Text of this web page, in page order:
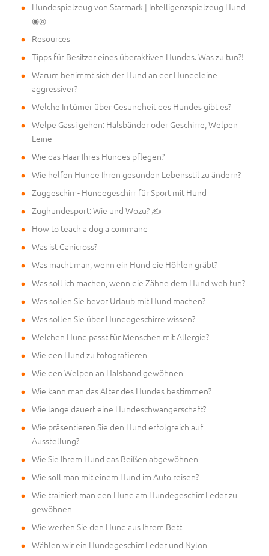
Hundespielzeug von Starmark | Intelligenzspielzeug Hund
◉◎
Resources
Tipps für Besitzer eines überaktiven Hundes. Was zu tun?!
Warum benimmt sich der Hund an der Hundeleine
aggressiver?
Welche Irrtümer über Gesundheit des Hundes gibt es?
Welpe Gassi gehen: Halsbänder oder Geschirre, Welpen
Leine
Wie das Haar Ihres Hundes pflegen?
Wie helfen Hunde Ihren gesunden Lebensstil zu ändern?
Zuggeschirr - Hundegeschirr für Sport mit Hund
Zughundesport: Wie und Wozu? ✍
How to teach a dog a command
Was ist Canicross?
Was macht man, wenn ein Hund die Höhlen gräbt?
Was soll ich machen, wenn die Zähne dem Hund weh tun?
Was sollen Sie bevor Urlaub mit Hund machen?
Was sollen Sie über Hundegeschirre wissen?
Welchen Hund passt für Menschen mit Allergie?
Wie den Hund zu fotografieren
Wie den Welpen an Halsband gewöhnen
Wie kann man das Alter des Hundes bestimmen?
Wie lange dauert eine Hundeschwangerschaft?
Wie präsentieren Sie den Hund erfolgreich auf
Ausstellung?
Wie Sie Ihrem Hund das Beißen abgewöhnen
Wie soll man mit einem Hund im Auto reisen?
Wie trainiert man den Hund am Hundegeschirr Leder zu
gewöhnen
Wie werfen Sie den Hund aus Ihrem Bett
Wählen wir ein Hundegeschirr Leder und Nylon